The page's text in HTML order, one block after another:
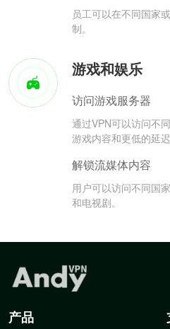
员工可以在不同国家
制。
游戏和娱乐
访问游戏服务器
通过VPN可以访问不
游戏内容和更低的延迟
解锁流媒体内容
用户可以访问不同国
和电视剧。
产品